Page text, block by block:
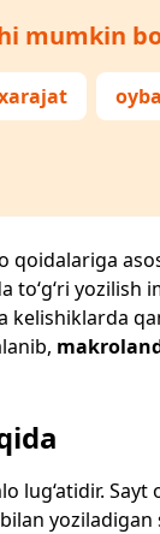
mumkin
oyba
qoidalariga
to‘g‘ri
kelishiklarda
lug‘atidir.
yoziladigan